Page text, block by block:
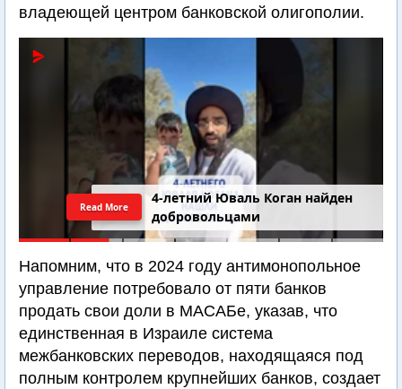
владеющей центром банковской олигополии.
4-летний Юваль Коган найден
добровольцами
Read More
Напомним, что в 2024 году антимонопольное
управление потребовало от пяти банков
продать свои доли в МАСАБе, указав, что
единственная в Израиле система
межбанковских переводов, находящаяся под
полным контролем крупнейших банков, создает